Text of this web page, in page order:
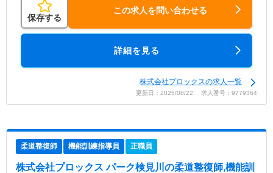
保存する
この求人を問い合わせる
詳細を見る
株式会社プロックスの求人一覧
更新日：2025/08/22 求人番号：9779364
柔道整復師 機能訓練指導員 正職員
株式会社プロックス パーク検見川 の柔道整復師,機能訓